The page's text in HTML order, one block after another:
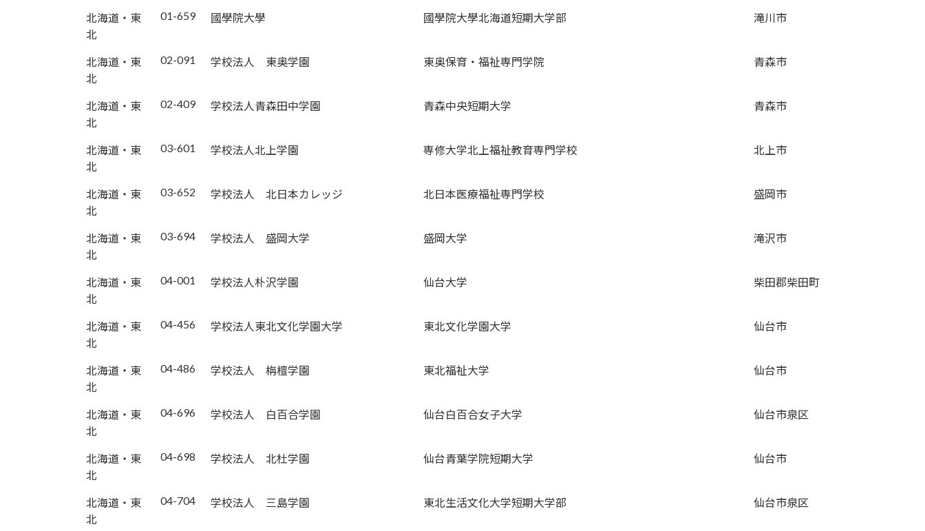
北海道・東
北
01-659 國學院大學 國學院大學北海道短期大学部 滝川市
北海道・東
北
02-091 学校法人 東奥学園 東奥保育・福祉専門学院 青森市
北海道・東
北
02-409 学校法人青森田中学園 青森中央短期大学 青森市
北海道・東
北
03-601 学校法人北上学園 専修大学北上福祉教育専門学校 北上市
北海道・東
北
03-652 学校法人 北日本カレッジ 北日本医療福祉専門学校 盛岡市
北海道・東
北
03-694 学校法人 盛岡大学 盛岡大学 滝沢市
北海道・東
北
04-001 学校法人朴沢学園 仙台大学 柴田郡柴田町
北海道・東
北
04-456 学校法人東北文化学園大学 東北文化学園大学 仙台市
北海道・東
北
04-486 学校法人 栴檀学園 東北福祉大学 仙台市
北海道・東
北
04-696 学校法人 白百合学園 仙台白百合女子大学 仙台市泉区
北海道・東
北
04-698 学校法人 北杜学園 仙台青葉学院短期大学 仙台市
北海道・東
北
04-704 学校法人 三島学園 東北生活文化大学短期大学部 仙台市泉区